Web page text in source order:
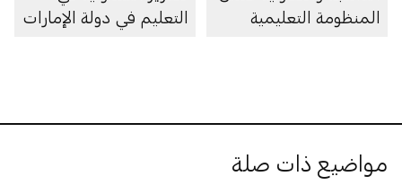
المنظومة التعليمية
التعليم في دولة الإمارات
مواضيع ذات صلة